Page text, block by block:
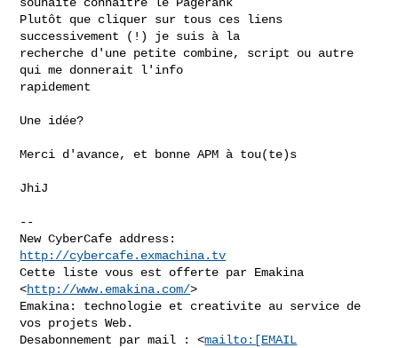
Plutôt que cliquer sur tous ces liens
successivement (!) je suis à la
recherche d'une petite combine, script ou autre
qui me donnerait l'info
rapidement
Une idée?
Merci d'avance, et bonne APM à tou(te)s
JhiJ
--
http://cybercafe.exmachina.tv
Cette liste vous est offerte par Emakina
<http://www.emakina.com/>
Emakina: technologie et creativite au service de
vos projets Web.
Desabonnement par mail : <mailto:[EMAIL